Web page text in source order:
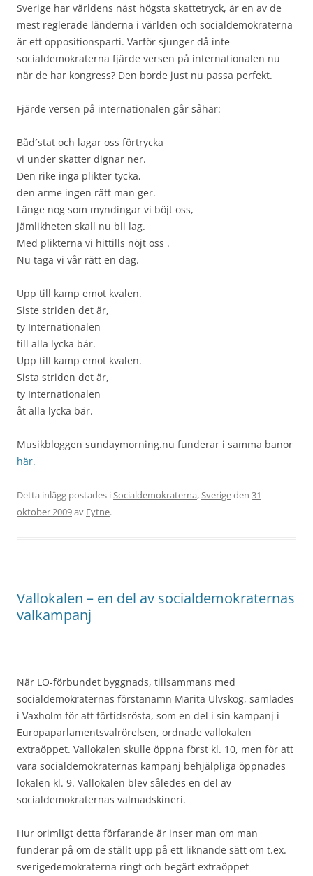
Sverige har världens näst högsta skattetryck, är en av de
mest reglerade länderna i världen och socialdemokraterna
är ett oppositionsparti. Varför sjunger då inte
socialdemokraterna fjärde versen på internationalen nu
när de har kongress? Den borde just nu passa perfekt.
Fjärde versen på internationalen går såhär:
Båd´stat och lagar oss förtrycka
vi under skatter dignar ner.
Den rike inga plikter tycka,
den arme ingen rätt man ger.
Länge nog som myndingar vi böjt oss,
jämlikheten skall nu bli lag.
Med plikterna vi hittills nöjt oss .
Nu taga vi vår rätt en dag.
Upp till kamp emot kvalen.
Siste striden det är,
ty Internationalen
till alla lycka bär.
Upp till kamp emot kvalen.
Sista striden det är,
ty Internationalen
åt alla lycka bär.
Musikbloggen sundaymorning.nu funderar i samma banor
här.
Detta inlägg postades iSocialdemokraterna,Sverigeden 31
oktober 2009av Fytne.
Vallokalen – en del av socialdemokraternas
valkampanj
När LO-förbundet byggnads, tillsammans med
socialdemokraternas förstanamn Marita Ulvskog, samlades
i Vaxholm för att förtidsrösta, som en del i sin kampanj i
Europaparlamentsvalrörelsen, ordnade vallokalen
extraöppet. Vallokalen skulle öppna först kl. 10, men för att
vara socialdemokraternas kampanj behjälpliga öppnades
lokalen kl. 9. Vallokalen blev således en del av
socialdemokraternas valmadskineri.
Hur orimligt detta förfarande är inser man om man
funderar på om de ställt upp på ett liknande sätt om t.ex.
sverigedemokraterna ringt och begärt extraöppet